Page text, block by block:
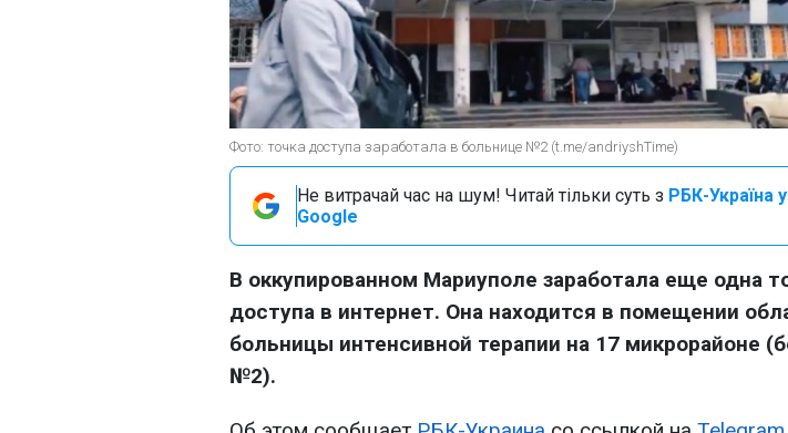
Фото: точка доступа заработала в больнице №2 (t.me/andriyshTime)
Не витрачай час на шум! Читай тільки суть з РБК-Україна у
Google
В оккупированном Мариуполе заработала еще одна
доступа в интернет. Она находится в помещении
больницы интенсивной терапии на 17 микрорайоне
№2).